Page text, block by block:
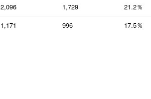
2,096 1,729
21.2％
1,171 996 17.5％